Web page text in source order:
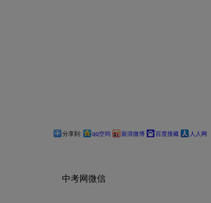
分享到: qq空间 新浪微博 百度搜藏 人人网
中考网微信